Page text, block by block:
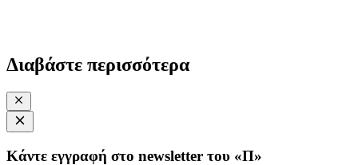
Διαβάστε περισσότερα
Κάντε εγγραφή στο newsletter του «Π»